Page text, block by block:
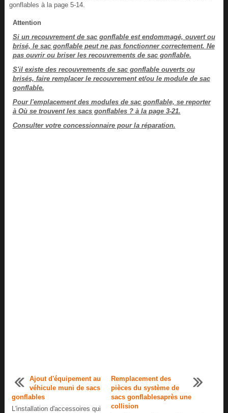
gonflables à la page 5-14.
Attention
Si un recouvrement de sac gonflable est endommagé, ouvert ou
brisé, le sac gonflable peut ne pas fonctionner correctement. Ne
pas ouvrir ou briser les recouvrements de sac gonflable.
S'il existe des recouvrements de sac gonflable ouverts ou
brisés, faire remplacer le recouvrement et/ou le module de sac
gonflable.
Pour l'emplacement des modules de sac gonflable, se reporter
à Où se trouvent les sacs gonflables ? à la page 3-21.
Consulter votre concessionnaire pour la réparation.
Ajout d'équipement au
véhicule muni de sacs
gonflables
L'installation d'accessoires qui
Remplacement des
pièces du système de
sacs gonflablesaprès une
collision